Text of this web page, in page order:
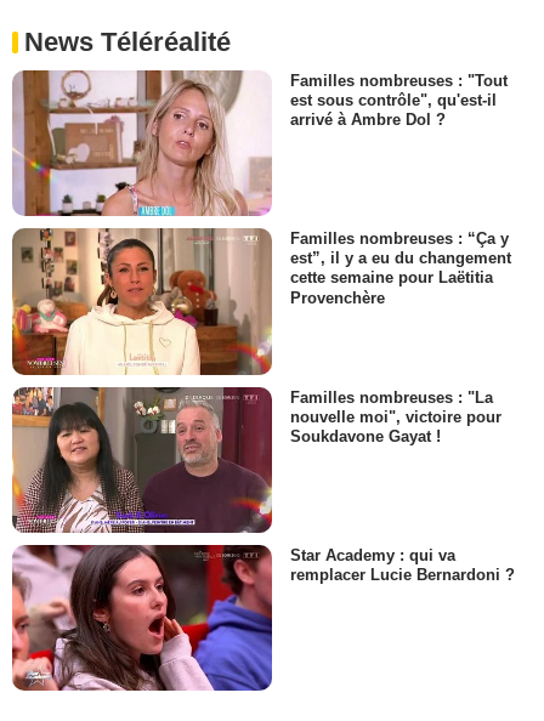
News Téléréalité
Familles nombreuses : "Tout
est sous contrôle", qu'est-il
arrivé à Ambre Dol ?
Familles nombreuses : “Ça y
est”, il y a eu du changement
cette semaine pour Laëtitia
Provenchère
Familles nombreuses : "La
nouvelle moi", victoire pour
Soukdavone Gayat !
Star Academy : qui va
remplacer Lucie Bernardoni ?